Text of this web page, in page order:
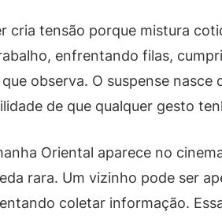
cria tensão porque mistura
enfrentando filas,
observa. O suspense
de que qualquer gesto
Oriental aparece no
rara. Um vizinho pode ser
coletar informação.